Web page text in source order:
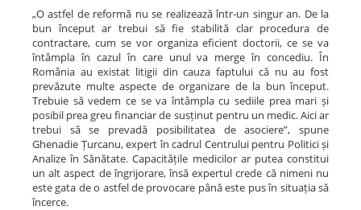
„O astfel de reformă nu se realizează într-un singur an. De la
bun început ar trebui să fie stabilită clar procedura de
contractare, cum se vor organiza eficient doctorii, ce se va
întâmpla în cazul în care unul va merge în concediu. În
România au existat litigii din cauza faptului că nu au fost
prevăzute multe aspecte de organizare de la bun început.
Trebuie să vedem ce se va întâmpla cu sediile prea mari și
posibil prea greu financiar de susținut pentru un medic. Aici ar
trebui să se prevadă posibilitatea de asociere”, spune
Ghenadie Țurcanu, expert în cadrul Centrului pentru Politici și
Analize în Sănătate. Capacitățile medicilor ar putea constitui
un alt aspect de îngrijorare, însă expertul crede că nimeni nu
este gata de o astfel de provocare până este pus în situația să
încerce.